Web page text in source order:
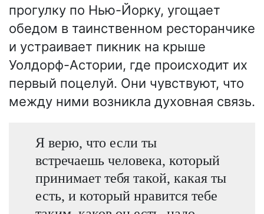
прогулку по Нью-Йорку, угощает
обедом в таинственном ресторанчике
и устраивает пикник на крыше
Уолдорф-Астории, где происходит их
первый поцелуй. Они чувствуют, что
между ними возникла духовная связь.
Я верю, что если ты
встречаешь человека, который
принимает тебя такой, какая ты
есть, и который нравится тебе